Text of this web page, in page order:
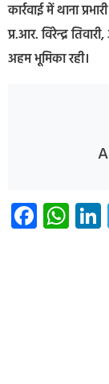
कार्रवाई में थाना
प्र.आर. विरेन्द्र
अहम भूमिका रही।